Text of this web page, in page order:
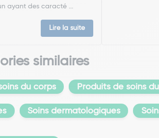
ayant des caracté ...
Lire la suite
similaires
du corps Produits de soins
Soins dermatologiques